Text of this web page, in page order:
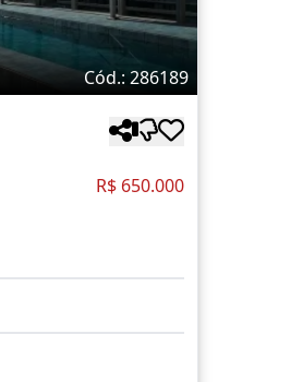
Cód.: 286189
R$ 650.000